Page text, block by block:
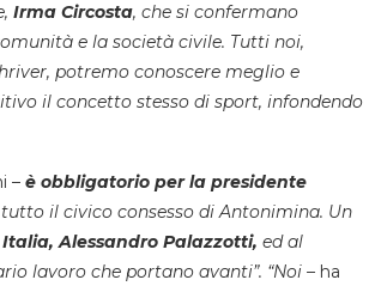
Irma Circosta, che si confermano
e la società civile. Tutti noi,
potremo conoscere meglio e
il concetto stesso di sport, infondendo
– è obbligatorio per la presidente
il civico consesso di Antonimina. Un
Alessandro Palazzotti, ed al
lavoro che portano avanti”. “Noi – ha